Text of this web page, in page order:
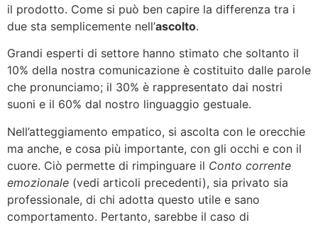
il prodotto. Come si può ben capire la differenza tra i
due sta semplicemente nell’ascolto.
Grandi esperti di settore hanno stimato che soltanto il
10% della nostra comunicazione è costituito dalle parole
che pronunciamo; il 30% è rappresentato dai nostri
suoni e il 60% dal nostro linguaggio gestuale.
Nell’atteggiamento empatico, si ascolta con le orecchie
ma anche, e cosa più importante, con gli occhi e con il
cuore. Ciò permette di rimpinguare il Conto corrente
emozionale (vedi articoli precedenti), sia privato sia
professionale, di chi adotta questo utile e sano
comportamento. Pertanto, sarebbe il caso di